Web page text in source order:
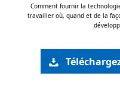
Comment fournir la
travailler où, quand et de la